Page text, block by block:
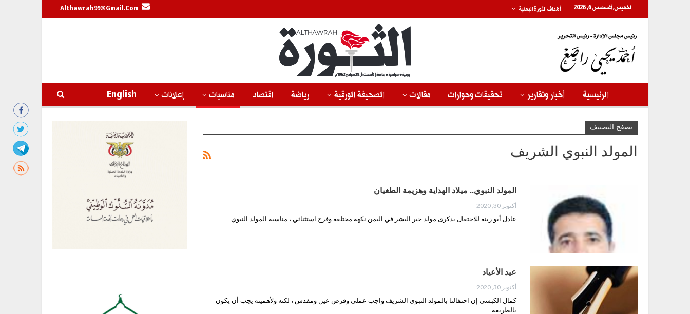
الخميس, أغسطس 6, 2026 أهداف الثورة اليمنية Althawrah99@gmail.com
الرئيسية أخبار وتقارير تحقيقات وحوارات مقالات الصحيفة الورقية رياضة اقتصاد مناسبات إعلانات English
تصفح التصنيف
المولد النبوي الشريف
المولد النبوي.. ميلاد الهداية وهزيمة الطغيان
أكتوبر 30, 2020
عادل أبو زينة للاحتفال بذكرى مولد خير البشر في اليمن نكهة مختلفة وفرح استثنائي ، مناسبة المولد النبوي…
عيد الأعياد
أكتوبر 30, 2020
كمال الكبسي إن احتفالنا بالمولد النبوي الشريف واجب عملي وفرض عين ومقدس ، لكنه ولأهميته يجب أن يكون
بالطريقة…